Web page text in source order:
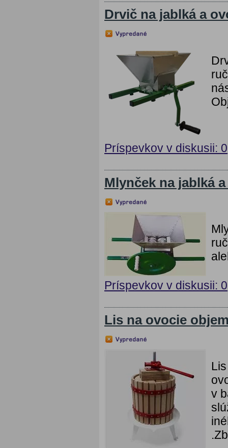
Drvič na jablká a
Príspevkov v diskusii: 0
Mlynček na jablká
Príspevkov v diskusii: 0
Lis na ovocie
v